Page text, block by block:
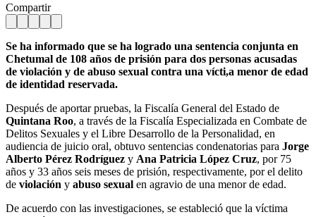
Compartir
Se ha informado que se ha logrado una sentencia conjunta en
Chetumal de 108 años de prisión para dos personas acusadas
de violación y de abuso sexual contra una vícti,a menor de edad
de identidad reservada.
Después de aportar pruebas, la Fiscalía General del Estado de
Quintana Roo, a través de la Fiscalía Especializada en Combate de
Delitos Sexuales y el Libre Desarrollo de la Personalidad, en
audiencia de juicio oral, obtuvo sentencias condenatorias para Jorge
Alberto Pérez Rodríguez y Ana Patricia López Cruz, por 75
años y 33 años seis meses de prisión, respectivamente, por el delito
de violación y abuso sexual en agravio de una menor de edad.
De acuerdo con las investigaciones, se estableció que la víctima